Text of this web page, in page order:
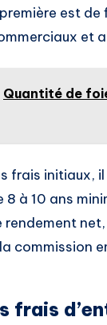
est de
et
Quantité de
frais initiaux,
8 à 10 ans
net,
commission
frais